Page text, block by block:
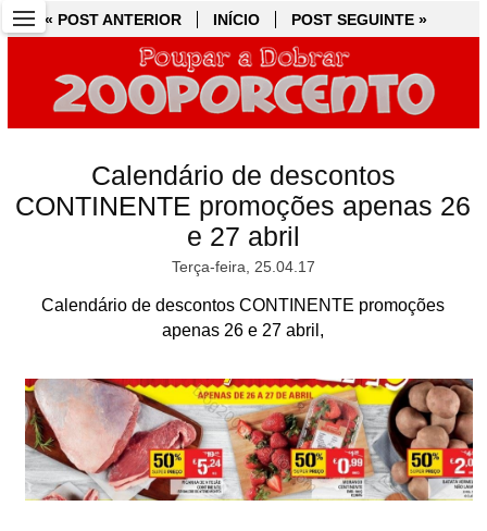
« POST ANTERIOR INÍCIO POST SEGUINTE »
Calendário de descontos
CONTINENTE promoções apenas 26
e 27 abril
Terça-feira, 25.04.17
Calendário de descontos CONTINENTE promoções
apenas 26 e 27 abril,
« POST ANTERIOR INÍCIO POST SEGUINTE »